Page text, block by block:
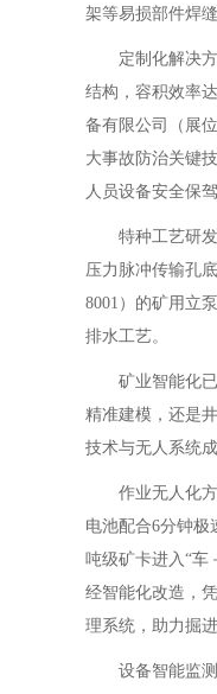
架等易损部件焊
定制化解决方
结构，容积效率
备有限公司（展
大事故防治关键
人员设备安全保驾
特种工艺研发
压力脉冲传输孔
8001）的矿用立
排水工艺。
矿业智能化已
精准建模，还是
技术与无人系统
作业无人化方
电池配合6分钟极
吨级矿卡进入“车
经智能化改造，
理系统，助力掘
设备智能监测